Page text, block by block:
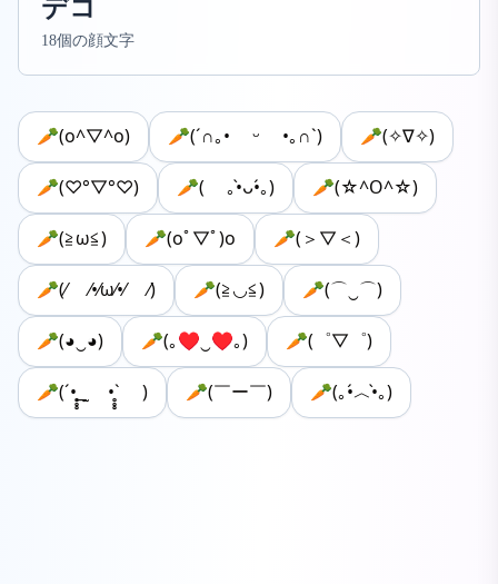
デコ
18個の顔文字
🥕(o^▽^o) 🥕(´∩｡• ᵕ •｡∩`) 🥕(✧∇✧)
🥕(♡°▽°♡) 🥕( ｡•̀ᴗ•́｡) 🥕(☆^O^☆)
🥕(≧ω≦) 🥕(oﾟ▽ﾟ)o 🥕(＞▽＜)
🥕(⁄ ⁄•⁄ω⁄•⁄ ⁄) 🥕(≧◡≦) 🥕(⌒‿⌒)
🥕(◕‿◕) 🥕(｡♥‿♥｡) 🥕(゜▽゜)
🥕(´•̥̥̥ ͟ ̫ •̥̥̥` ) 🥕(￣ー￣) 🥕(｡•́︿•̀｡)